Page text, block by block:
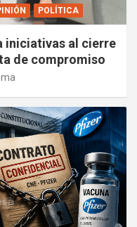
POLÍTICA
iniciativas al cierre
de compromiso